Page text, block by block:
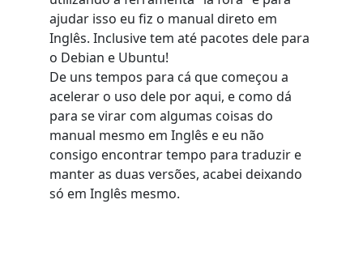
ajudar isso eu fiz o manual direto em
Inglês. Inclusive tem até pacotes dele para
o Debian e Ubuntu!
De uns tempos para cá que começou a
acelerar o uso dele por aqui, e como dá
para se virar com algumas coisas do
manual mesmo em Inglês e eu não
consigo encontrar tempo para traduzir e
manter as duas versões, acabei deixando
só em Inglês mesmo.